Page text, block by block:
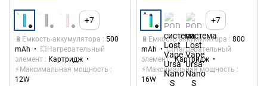
+7
🔋Емкость аккумулятора
500
mAh
💥Нагревательный
элемент
Картридж
⚡Максимальная мощность
12W
+7
🔋Емкость аккумулятора
800
mAh
💥Нагревательный
элемент Картридж
⚡Максимальная мощность
16W